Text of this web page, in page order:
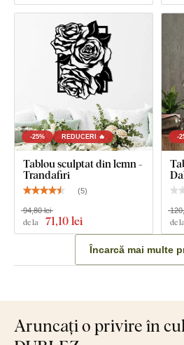
-25% REDUCERI 🔥
Tablou sculptat din lemn -
Trandafiri
(5)
de la 71,10 lei
94,80 lei
-
de la
Încarcă mai multe
Aruncați o privire în